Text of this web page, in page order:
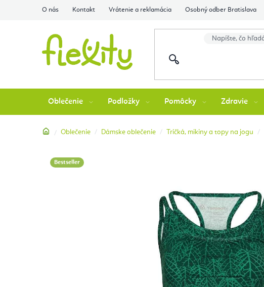
O nás Kontakt Vrátenie a reklamácia Osobný odber Bratislava
Oblečenie Podložky Pomôcky Zdravie
Domov
Oblečenie Dámske oblečenie Tričká, mikiny a topy na jogu
Bestseller